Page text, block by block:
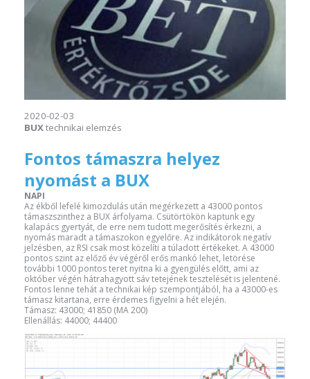
2020-02-03
BUXtechnikai elemzés
Fontos támaszra helyez
nyomást a BUX
NAPI
Az ékből lefelé kimozdulás után megérkezett a 43000 pontos
támaszszinthez a BUX árfolyama. Csütörtökön kaptunk egy
kalapács gyertyát, de erre nem tudott megerősítés érkezni, a
nyomás maradt a támaszokon egyelőre. Az indikátorok negatív
jelzésben, az RSI csak most közelíti a túladott értékeket. A 43000
pontos szint az előző év végéről erős mankó lehet, letörése
további 1000 pontos teret nyitna ki a gyengülés előtt, ami az
október végén hátrahagyott sáv tetejének tesztelését is jelentené.
Fontos lenne tehát a technikai kép szempontjából, ha a 43000-es
támasz kitartana, erre érdemes figyelni a hét elején.
Támasz: 43000; 41850 (MA 200)
Ellenállás: 44000; 44400